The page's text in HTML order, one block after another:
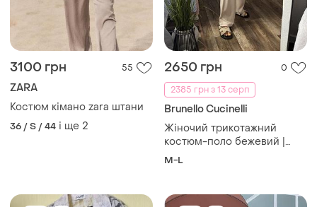
3100 грн 55
ZARA
Костюм кімано zara штани
36 / S / 44 і ще 2
2650 грн
0
2385 грн з 13 серп
Brunello Cucinelli
Жіночий трикотажний
костюм-поло бежевий |
прямі штани | спортивний
M-L